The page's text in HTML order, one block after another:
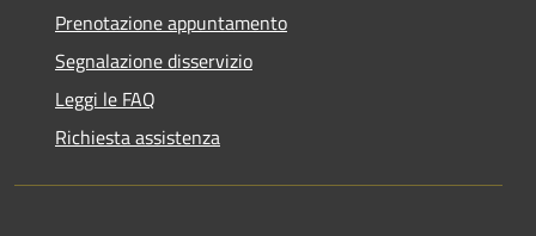
Prenotazione appuntamento
Segnalazione disservizio
Leggi le FAQ
Richiesta assistenza